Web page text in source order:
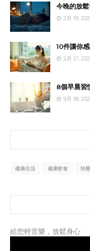
今晚的放
2月 19,
10件讓你
2月 21,
8個早晨習
9月 18,
健康生活 健康飲食 快
給您輕音樂，放鬆身心